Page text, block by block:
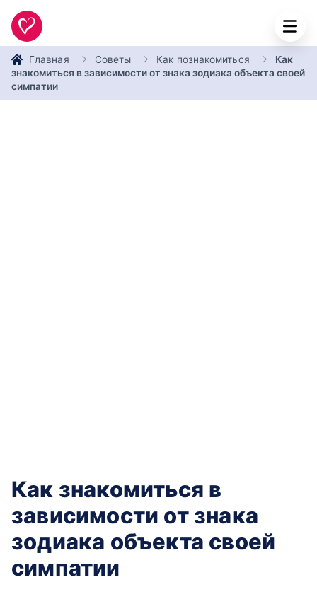
Главная Советы Как познакомиться
Как
знакомиться в зависимости от знака зодиака объекта своей
симпатии
Как знакомиться в
зависимости от знака
зодиака объекта своей
симпатии